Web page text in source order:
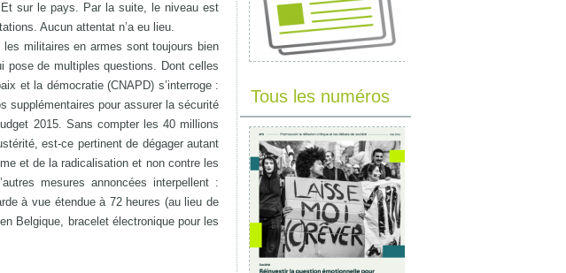
sur le pays. Par la suite, le niveau est
Aucun attentat n’a eu lieu.
militaires en armes sont toujours bien
pose de multiples questions. Dont celles
et la démocratie (CNAPD) s’interroge :
supplémentaires pour assurer la sécurité
2015. Sans compter les 40 millions
est-ce pertinent de dégager autant
et de la radicalisation et non contre les
mesures annoncées interpellent :
à vue étendue à 72 heures (au lieu de
Belgique, bracelet électronique pour les
Tous les numéros